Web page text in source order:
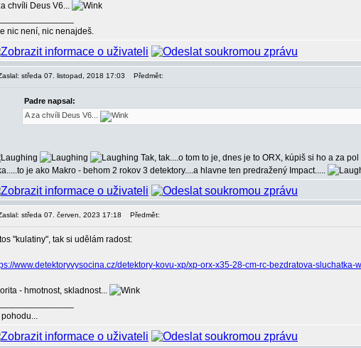
chvíli Deus V6...
nic není, nic nenajdeš.
středa 07. listopad, 2018 17:03 Předmět:
Padre napsal:
A za chvíli Deus V6...
Tak, tak....o tom to je, dnes je to ORX, kúpiš si ho a za
je ako Makro - behom 2 rokov 3 detektory....a hlavne ten predražený Impact.....
středa 07. červen, 2023 17:18 Předmět:
"kulatiny", tak si udělám radost:
www.detektoryvysocina.cz/detektory-kovu-xp/xp-orx-x35-28-cm-rc-bezdratova-sluchatka-
- hmotnost, skladnost...